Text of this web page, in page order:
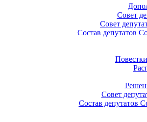
Совет
Совет
Состав депутатов
Совет
Состав депутатов